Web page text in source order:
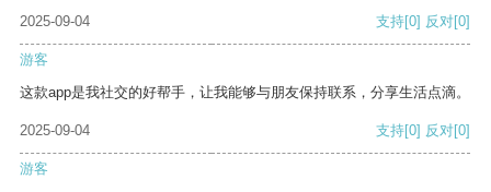
2025-09-04
支持[0] 反对[0]
游客
这款app是我社交的好帮手，让我能够与朋友保持联系，分享生活点滴。
2025-09-04 支持[0] 反对[0]
游客